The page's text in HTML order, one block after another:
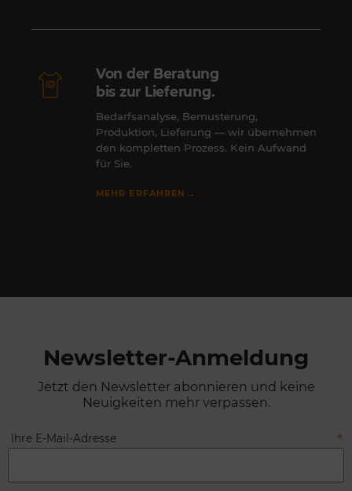
Von der Beratung
bis zur Lieferung.
Bedarfsanalyse, Bemusterung,
Produktion, Lieferung — wir übernehmen
den kompletten Prozess. Kein Aufwand
für Sie.
MEHR ERFAHREN →
Newsletter-Anmeldung
Jetzt den Newsletter abonnieren und keine
Neuigkeiten mehr verpassen.
Ihre E-Mail-Adresse